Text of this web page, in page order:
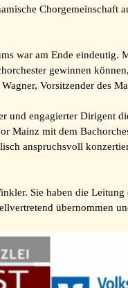
Chorgemeinschaft
war am Ende eindeutig.
gewinnen
Vorsitzender des
engagierter Dirigent
Mainz mit dem
anspruchsvoll
Sie haben die
übernommen